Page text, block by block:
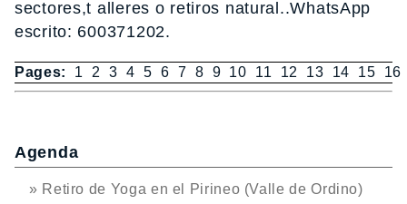
sectores,t alleres o retiros natural..WhatsApp
escrito: 600371202.
Pages: 1 2 3 4 5 6 7 8 9 10 11 12 13 14 15 16
Agenda
» Retiro de Yoga en el Pirineo (Valle de Ordino)